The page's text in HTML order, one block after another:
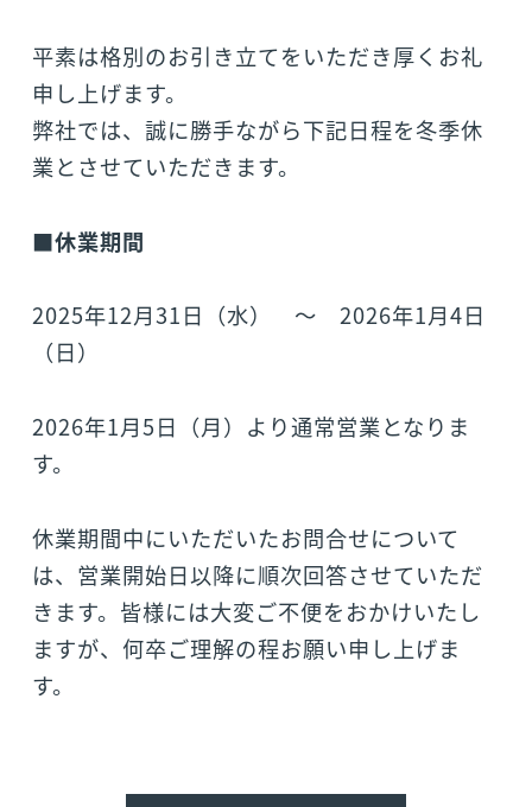
平素は格別のお引き立てをいただき厚くお礼
申し上げます。
弊社では、誠に勝手ながら下記日程を冬季休
業とさせていただきます。
■休業期間
2025年12月31日（水） ～ 2026年1月4日
（日）
2026年1月5日（月）より通常営業となりま
す。
休業期間中にいただいたお問合せについて
は、営業開始日以降に順次回答させていただ
きます。皆様には大変ご不便をおかけいたし
ますが、何卒ご理解の程お願い申し上げま
す。